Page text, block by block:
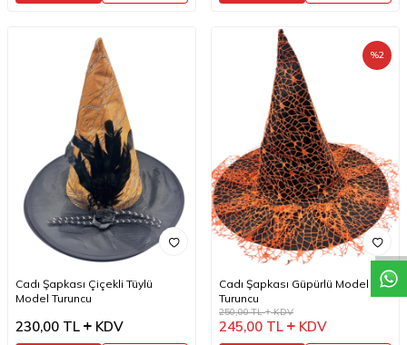
W
h
a
t
a
p
p
D
e
s
t
e
H
a
t
t
Cadı Şapkası Çiçekli Tüylü
Model Turuncu
230,00 TL KDV
%2
Cadı Şapkası Güpürlü Model
Turuncu
250,00TL KDV
245,00 TL KDV